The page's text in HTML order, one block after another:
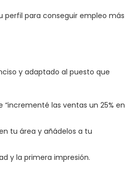
para conseguir empleo más
y adaptado al puesto que
“incrementé las ventas un 25% en
tu área y añádelos a tu
y la primera impresión.